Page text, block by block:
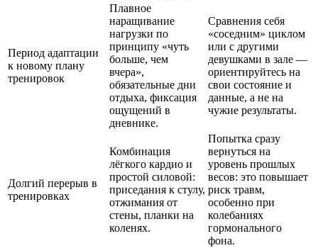
Период адаптации
к новому плану
тренировок
Плавное
наращивание
нагрузки по
принципу «чуть
больше, чем
вчера»,
обязательные дни
отдыха, фиксация
ощущений в
дневнике.
Сравнения себя
«соседним» циклом
или с другими
девушками в зале —
ориентируйтесь на
свои состояние и
данные, а не на
чужие результаты.
Долгий перерыв в
тренировках
Комбинация
лёгкого кардио и
простой силовой:
приседания к стулу,
отжимания от
стены, планки на
коленях.
Попытка сразу
вернуться на
уровень прошлых
весов: это повышает
риск травм,
особенно при
колебаниях
гормонального
фона.